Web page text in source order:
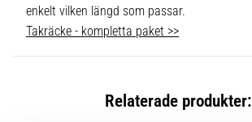
enkelt vilken längd som passar.
Takräcke - kompletta paket >>
Relaterade produkter: